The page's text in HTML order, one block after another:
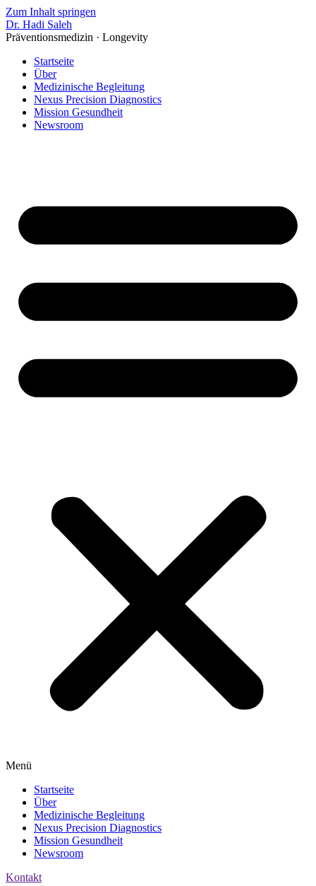
Zum Inhalt springen
Dr. Hadi Saleh
Präventionsmedizin · Longevity
Startseite
Über
Medizinische Begleitung
Nexus Precision Diagnostics
Mission Gesundheit
Newsroom
Menü
Startseite
Über
Medizinische Begleitung
Nexus Precision Diagnostics
Mission Gesundheit
Newsroom
Kontakt